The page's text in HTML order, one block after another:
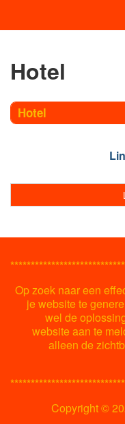
Hotel
Hotel
Op zoek naar een
je website te
wel de
website aan te
alleen de
Copyright ©